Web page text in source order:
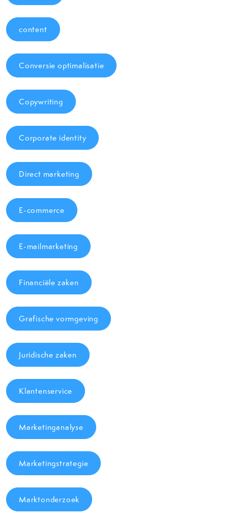
content
Conversie optimalisatie
Copywriting
Corporate identity
Direct marketing
E-commerce
E-mailmarketing
Financiële zaken
Grafische vormgeving
Juridische zaken
Klantenservice
Marketinganalyse
Marketingstrategie
Marktonderzoek